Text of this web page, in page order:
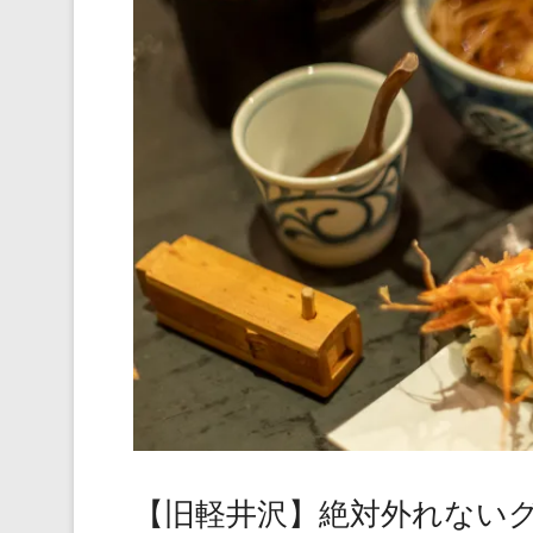
【旧軽井沢】絶対外れない